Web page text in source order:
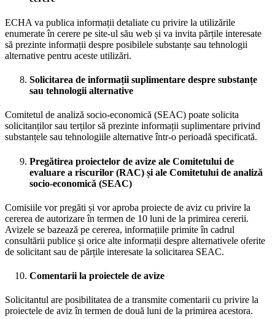
ECHA va publica informații detaliate cu privire la utilizările
enumerate în cerere pe site-ul său web și va invita părțile interesate
să prezinte informații despre posibilele substanțe sau tehnologii
alternative pentru aceste utilizări.
Solicitarea de informații suplimentare despre substanțe
sau tehnologii alternative
Comitetul de analiză socio-economică (SEAC) poate solicita
solicitanților sau terților să prezinte informații suplimentare privind
substanțele sau tehnologiile alternative într-o perioadă specificată.
Pregătirea proiectelor de avize ale Comitetului de
evaluare a riscurilor (RAC) și ale Comitetului de analiză
socio-economică (SEAC)
Comisiile vor pregăti și vor aproba proiecte de aviz cu privire la
cererea de autorizare în termen de 10 luni de la primirea cererii.
Avizele se bazează pe cererea, informațiile primite în cadrul
consultării publice și orice alte informații despre alternativele oferite
de solicitant sau de părțile interesate la solicitarea SEAC.
Comentarii la proiectele de avize
Solicitantul are posibilitatea de a transmite comentarii cu privire la
proiectele de aviz în termen de două luni de la primirea acestora.